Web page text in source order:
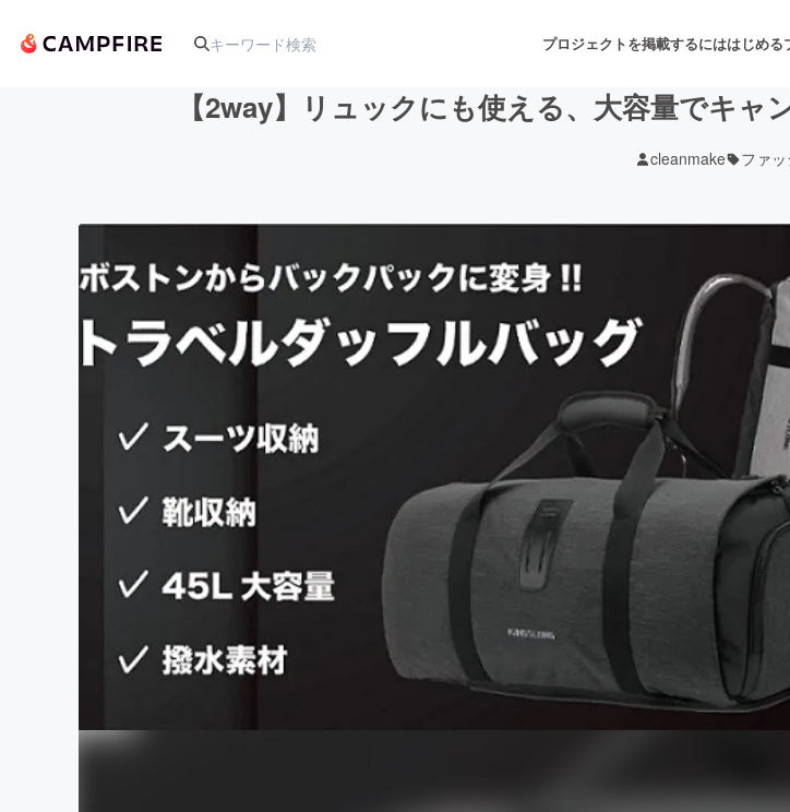
プロジェクトを掲載するにははじめる
アート・写真 音楽
テクノロジー・ガジェット ゲーム・サービス開発
書籍・雑誌出版
ビジネス・起業 チャレンジ
まちづくり・地域活性化
CAMPFIRE for Social Good
【2way】リュックにも使える、大容量でキャ
cleanmake ファ